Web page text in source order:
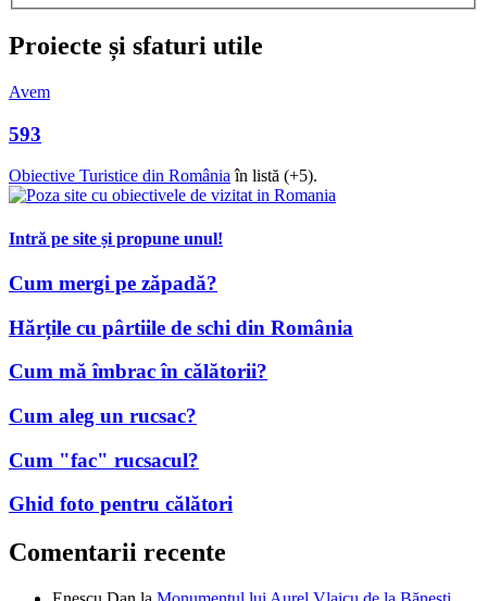
Proiecte și sfaturi utile
Avem
593
Obiective Turistice din Româniaîn listă (+5).
Intră pe site și propune unul!
Cum mergi pe zăpadă?
Hărțile cu pârtiile de schi din România
Cum mă îmbrac în călătorii?
Cum aleg un rucsac?
Cum "fac" rucsacul?
Ghid foto pentru călători
Comentarii recente